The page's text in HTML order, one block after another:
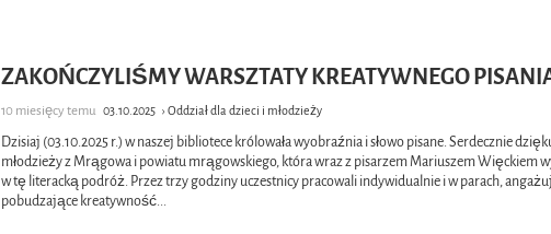
ZAKOŃCZYLIŚMY WARSZTATY KREATYWNEGO
10 miesięcy temu 03.10.2025› Oddział dla dzieci i młodzieży
Dzisiaj (03.10.2025 r.) w naszej bibliotece królowała wyobraźnia i słowo pisane. Serdecznie
młodzieży z Mrągowa i powiatu mrągowskiego, która wraz z pisarzem Mariuszem Więckiem
w tę literacką podróż. Przez trzy godziny uczestnicy pracowali indywidualnie i w parach,
pobudzające kreatywność...